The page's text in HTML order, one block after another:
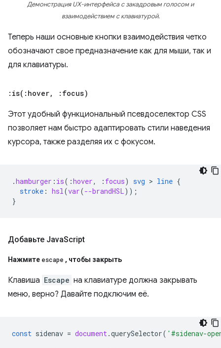
Демонстрация UX-интерфейса с закадровым голосом и
взаимодействием с клавиатурой.
Теперь наши основные кнопки взаимодействия четко
обозначают свое предназначение как для мыши, так и
для клавиатуры.
: is( :hover, :focus)
Этот удобный функциональный псевдоселектор CSS
позволяет нам быстро адаптировать стили наведения
курсора, также разделяя их с фокусом.
.hamburger : is( :hover, : focus) svg > line {
stroke : hsl(var(--brandHSL));
}
Добавьте JavaScript
Нажмите escape , чтобы закрыть
Клавиша Escape на клавиатуре должна закрывать
меню, верно? Давайте подключим её.
const sidenav = document.querySelector( '#sidenav-